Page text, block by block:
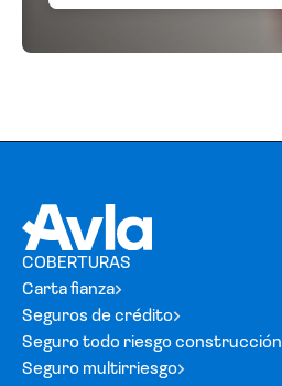
COBERTURAS
Carta fianza
Seguros de crédito
Seguro todo riesgo construcción
Seguro multirriesgo